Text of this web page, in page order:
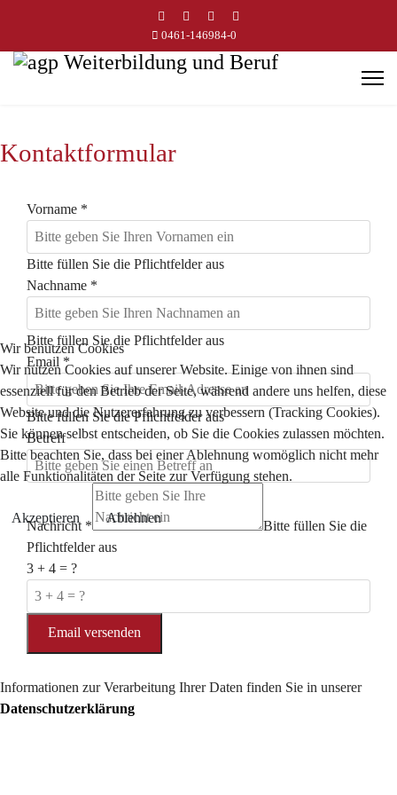
0461-146984-0
Kontaktformular
Vorname *
Bitte füllen Sie die Pflichtfelder aus
Nachname *
Bitte füllen Sie die Pflichtfelder aus
Email *
Bitte füllen Sie die Pflichtfelder aus
Betreff
Nachricht *
Bitte füllen Sie die
Pflichtfelder aus
3 + 4 = ?
Email versenden
Informationen zur Verarbeitung Ihrer Daten finden Sie in unserer
Datenschutzerklärung
Wir benutzen Cookies
Wir nutzen Cookies auf unserer Website. Einige von ihnen sind
essenziell für den Betrieb der Seite, während andere uns helfen, diese
Website und die Nutzererfahrung zu verbessern (Tracking Cookies).
Sie können selbst entscheiden, ob Sie die Cookies zulassen möchten.
Bitte beachten Sie, dass bei einer Ablehnung womöglich nicht mehr
alle Funktionalitäten der Seite zur Verfügung stehen.
Akzeptieren Ablehnen